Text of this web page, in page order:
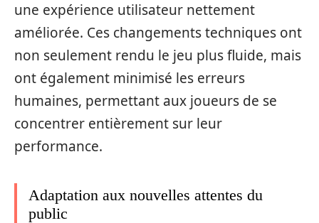
une expérience utilisateur nettement
améliorée. Ces changements techniques ont
non seulement rendu le jeu plus fluide, mais
ont également minimisé les erreurs
humaines, permettant aux joueurs de se
concentrer entièrement sur leur
performance.
Adaptation aux nouvelles attentes du
public